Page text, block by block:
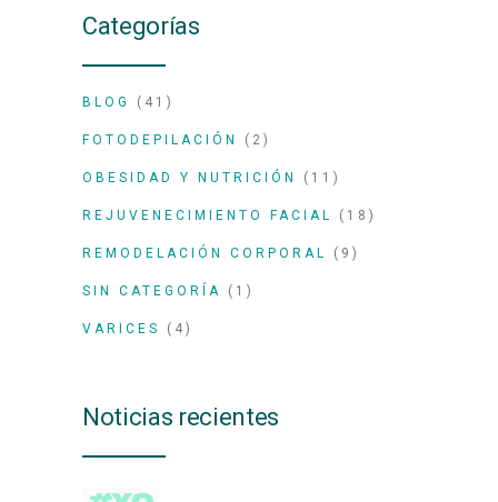
Categorías
BLOG (41)
FOTODEPILACIÓN (2)
OBESIDAD Y NUTRICIÓN (11)
REJUVENECIMIENTO FACIAL (18)
REMODELACIÓN CORPORAL (9)
SIN CATEGORÍA (1)
VARICES (4)
Noticias recientes